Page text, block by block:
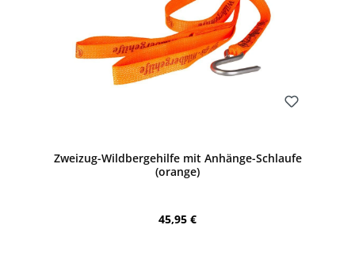
Zweizug-Wildbergehilfe mit Anhänge-Schlaufe
(orange)
Regulärer Preis:
45,95 €